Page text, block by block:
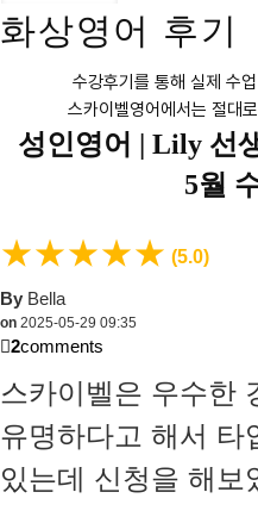
화상영어 후기
수강후기를 통해 실제 수
스카이벨영어에서는 절대
성인영어 | Lily 선
5월
★★★★★ (5.0)
By Bella
on 2025-05-29 09:35
2comments
스카이벨은 우수한
유명하다고 해서 타
있는데 신청을 해보